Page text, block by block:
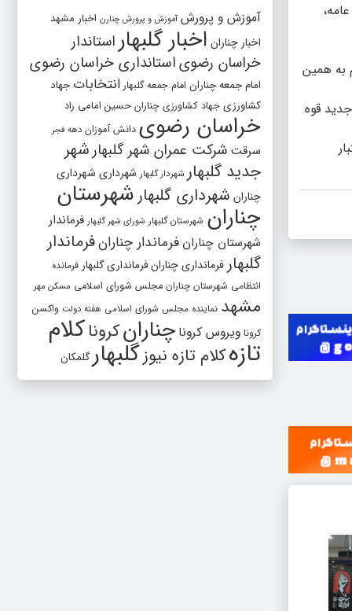
به همین
قوه
آموزش و پرورش آموزش و پرورش چنارن اخبار مشهد
اخبار چناران اخبار گلبهار استاندار
خراسان رضویاستانداری خراسان رضوی
امام جمعه چناران امام جمعه گلبهار انتخابات جهاد
کشاورزی جهاد کشاورزی چناران حسین امامی راد
خراسان رضوی دانش آموزان دهه فجر
سرقت شرکت عمران شهر گلبهارشهر
جدید گلبهار شهردار گلبهار شهرداری شهرداری
چناران شهرداری گلبهار شهرستان
چناران شهرستان گلبهار شورای شهر گلبهار فرماندار
شهرستان چناران فرماندار چنارانفرماندار
گلبهار فرمانداری چنارانفرمانداری گلبهار فرمانده
انتظامی شهرستان چناران مجلس شورای اسلامی مسکن مهر
مشهد نماینده مجلس شورای اسلامی هفته دولت واکسن
کرونا ویروس کرونا چنارانکروناکلام
تازهکلام تازه نیوزگلبهارگلمکان